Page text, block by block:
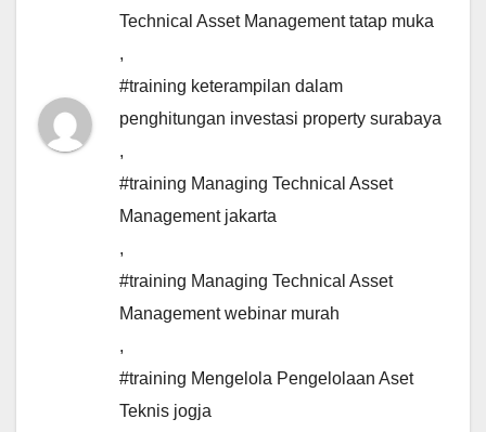
Technical Asset Management tatap muka
,
#training keterampilan dalam
penghitungan investasi property surabaya
,
#training Managing Technical Asset
Management jakarta
,
#training Managing Technical Asset
Management webinar murah
,
#training Mengelola Pengelolaan Aset
Teknis jogja